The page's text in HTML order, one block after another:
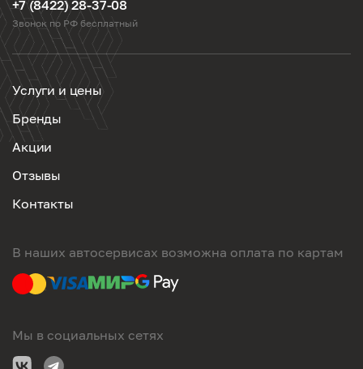
+7 (8422) 28-37-08
Звонок по РФ бесплатный
Услуги и цены
Бренды
Акции
Отзывы
Контакты
В наших автосервисах возможна оплата по картам
Мы в социальных сетях